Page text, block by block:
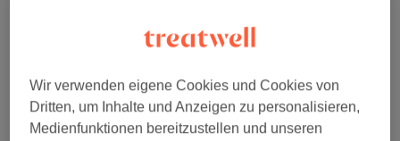
Wir verwenden eigene Cookies und Cookies von
Dritten, um Inhalte und Anzeigen zu personalisieren,
Medienfunktionen bereitzustellen und unseren